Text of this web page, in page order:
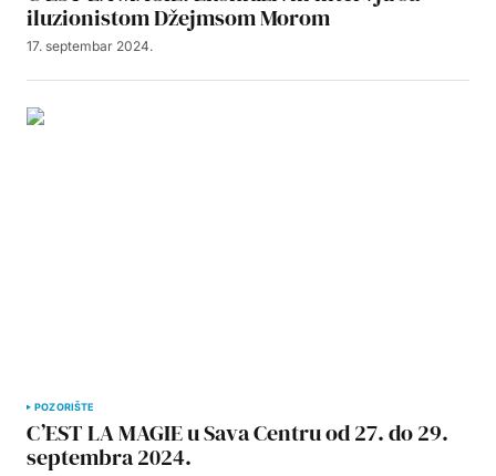
iluzionistom Džejmsom Morom
17. septembar 2024.
POZORIŠTE
C’EST LA MAGIE u Sava Centru od 27. do 29.
septembra 2024.